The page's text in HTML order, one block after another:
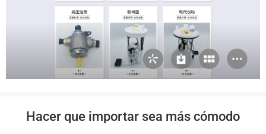
Hacer que importar sea más cómodo